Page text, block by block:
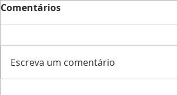
Comentários
Escreva um comentário